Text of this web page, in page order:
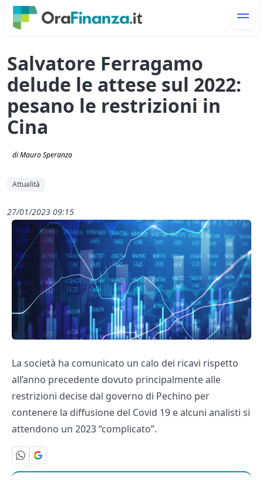
Salvatore Ferragamo
delude le attese sul 2022:
pesano le restrizioni in
Cina
di Mauro Speranza
Attualità
27/01/2023 09:15
La società ha comunicato un calo dei ricavi rispetto
all’anno precedente dovuto principalmente alle
restrizioni decise dal governo di Pechino per
contenere la diffusione del Covid 19 e alcuni analisti si
attendono un 2023 “complicato”.